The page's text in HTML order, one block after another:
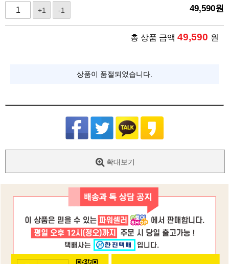
+1 -1 49,590원
총 상품 금액 49,590 원
상품이 품절되었습니다.
확대보기